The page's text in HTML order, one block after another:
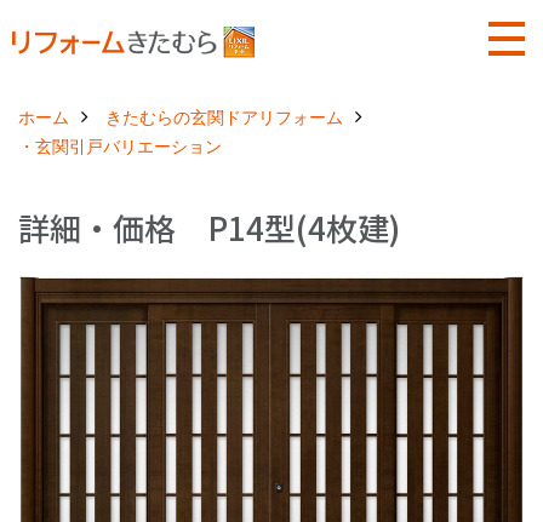
ホーム
きたむらの玄関ドアリフォーム
・玄関引戸バリエーション
詳細・価格 P14型(4枚建)